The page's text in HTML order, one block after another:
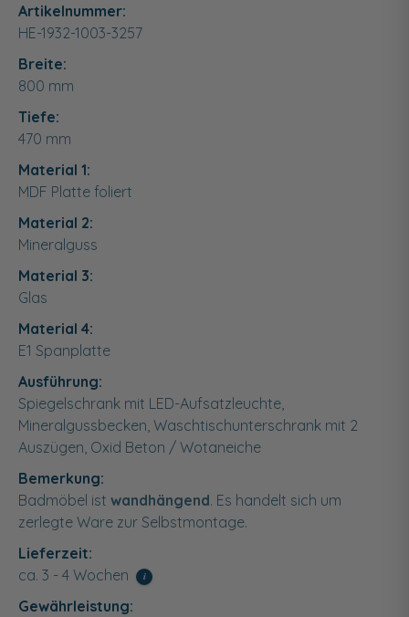
Artikelnummer:
HE-1932-1003-3257
Breite:
800 mm
Tiefe:
470 mm
Material 1:
MDF Platte foliert
Material 2:
Mineralguss
Material 3:
Glas
Material 4:
E1 Spanplatte
Ausführung:
Spiegelschrank mit LED-Aufsatzleuchte,
Mineralgussbecken, Waschtischunterschrank mit 2
Auszügen, Oxid Beton / Wotaneiche
Bemerkung:
Badmöbel ist wandhängend. Es handelt sich um
zerlegte Ware zur Selbstmontage.
Lieferzeit:
ca. 3 - 4 Wochen
i
Gewährleistung: